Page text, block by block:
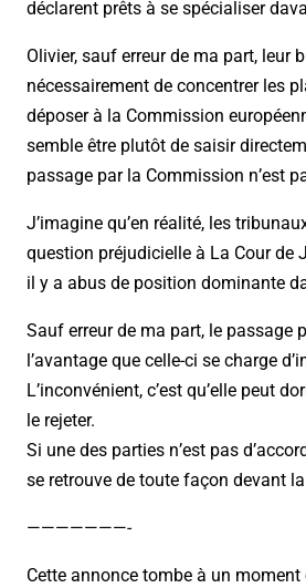
déclarent prêts à se spécialiser
Olivier, sauf erreur de ma part, leur
nécessairement de concentrer les
déposer à la Commission
semble être plutôt de saisir
passage par la Commission n’est
J’imagine qu’en réalité, les
question préjudicielle à La Cour de
il y a abus de position dominante
Sauf erreur de ma part, le passage
l’avantage que celle-ci se charge
L’inconvénient, c’est qu’elle peut
le rejeter.
Si une des parties n’est pas
se retrouve de toute façon devant
———————-
Cette annonce tombe à un